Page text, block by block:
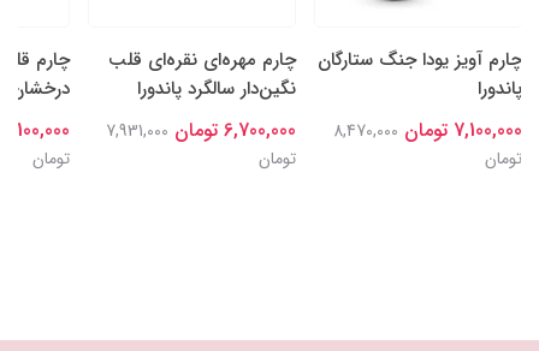
چارم آویز یودا جنگ ستارگان
پاندورا
7,100,000 تومان
8,470,000
تومان
چارم مهره‌ای نقره‌ای قلب
نگین‌دار سالگرد پاندورا
6,700,000 تومان
7,931,000
تومان
چارم
درخشان
7,100,000 تومان
تومان